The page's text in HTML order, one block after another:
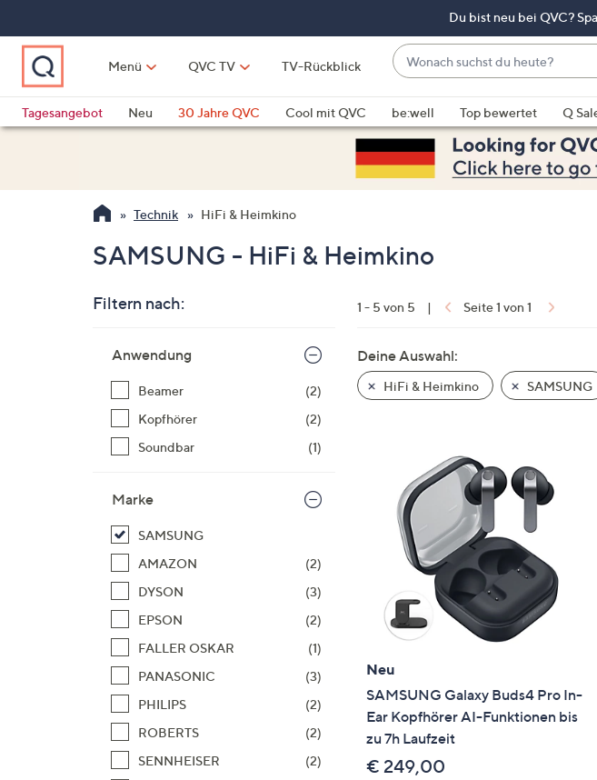
springen
Du bist neu bei QVC?
Menü QVC TV TV-Rückblick
Wonach
suchst
du
heute?
Vorschläge
verfügbar
sind,
verwenden
nach
und
unten
oder
wischen
Geräten
nach
links
bzw.
rechts,
um
diese
anzuzeigen.
Tagesangebot
Neu 30 Jahre QVC Cool mit QVC be:well Top bewertet Q
Technik HiFi & Heimkino
SAMSUNG - HiFi & Heimkino
Filtern nach:
Produktliste
Anwendung
Beamer
(2)
Kopfhörer
(2)
Soundbar
(1)
Marke
SAMSUNG
AMAZON
(2)
DYSON
(3)
EPSON
(2)
FALLER OSKAR
(1)
PANASONIC
(3)
PHILIPS
(2)
ROBERTS
(2)
SENNHEISER
(2)
1 - 5 von 5 | Seite 1 von 1
Deine Auswahl:
HiFi & Heimkino SAMSUNG
Neu
SAMSUNG Galaxy Buds4 Pro In-
Ear Kopfhörer AI-Funktionen bis
zu 7h Laufzeit
€ 249,00